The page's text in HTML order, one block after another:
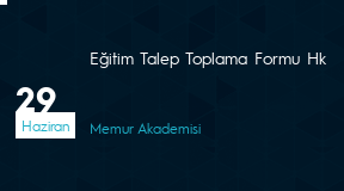
29
Haziran
Eğitim Talep Toplama Formu Hk
Memur Akademisi